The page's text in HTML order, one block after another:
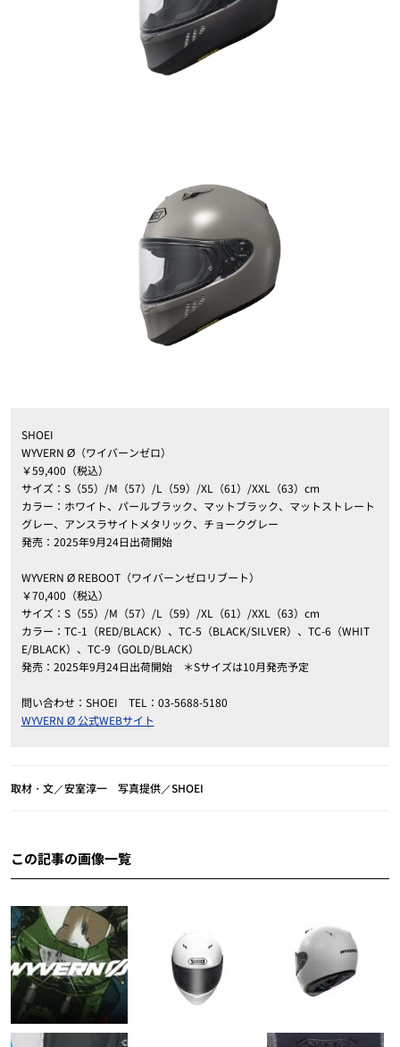
SHOEI
WYVERN Ø（ワイバーンゼロ）
￥59,400（税込）
サイズ：S（55）/M（57）/L（59）/XL（61）/XXL（63）cm
カラー：ホワイト、パールブラック、マットブラック、マットストレート
グレー、アンスラサイトメタリック、チョークグレー
発売：2025年9月24日出荷開始
WYVERN Ø REBOOT（ワイバーンゼロリブート）
￥70,400（税込）
サイズ：S（55）/M（57）/L（59）/XL（61）/XXL（63）cm
カラー：TC-1（RED/BLACK）、TC-5（BLACK/SILVER）、TC-6（WHIT
E/BLACK）、TC-9（GOLD/BLACK）
発売：2025年9月24日出荷開始 ＊Sサイズは10月発売予定
問い合わせ：SHOEI TEL：03-5688-5180
WYVERN Ø 公式WEBサイト
取材・文／安室淳一 写真提供／SHOEI
この記事の画像一覧